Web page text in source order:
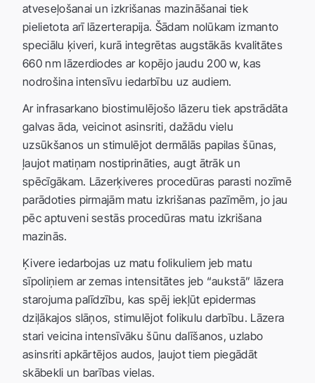
atveseļošanai un izkrišanas mazināšanai tiek
pielietota arī lāzerterapija. Šādam nolūkam izmanto
speciālu ķiveri, kurā integrētas augstākās kvalitātes
660 nm lāzerdiodes ar kopējo jaudu 200 w, kas
nodrošina intensīvu iedarbību uz audiem.
Ar infrasarkano biostimulējošo lāzeru tiek apstrādāta
galvas āda, veicinot asinsriti, dažādu vielu
uzsūkšanos un stimulējot dermālās papilas šūnas,
ļaujot matiņam nostiprināties, augt ātrāk un
spēcīgākam. Lāzerķiveres procedūras parasti nozīmē
parādoties pirmajām matu izkrišanas pazīmēm, jo jau
pēc aptuveni sestās procedūras matu izkrišana
mazinās.
Ķivere iedarbojas uz matu folikuliem jeb matu
sīpoliņiem ar zemas intensitātes jeb “aukstā” lāzera
starojuma palīdzību, kas spēj iekļūt epidermas
dziļākajos slāņos, stimulējot folikulu darbību. Lāzera
stari veicina intensīvāku šūnu dalīšanos, uzlabo
asinsriti apkārtējos audos, ļaujot tiem piegādāt
skābekli un barības vielas.